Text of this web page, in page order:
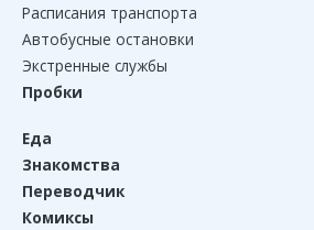
Расписания транспорта
Автобусные остановки
Экстренные службы
Пробки
Еда
Знакомства
Переводчик
Комиксы